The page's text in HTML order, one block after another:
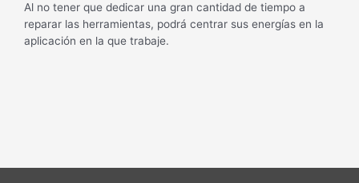
Al no tener que dedicar una gran cantidad de tiempo a
reparar las herramientas, podrá centrar sus energías en la
aplicación en la que trabaje.